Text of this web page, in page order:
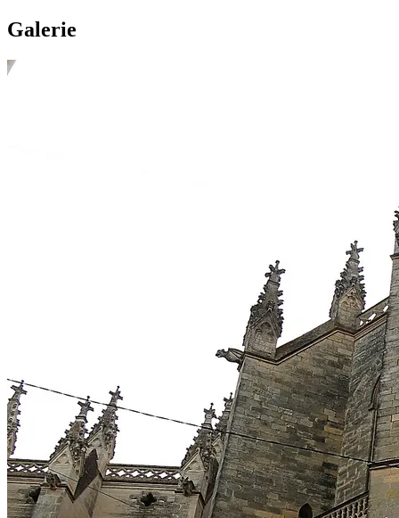
Qu'est-ce qui est inclus dans la location ?
Galerie